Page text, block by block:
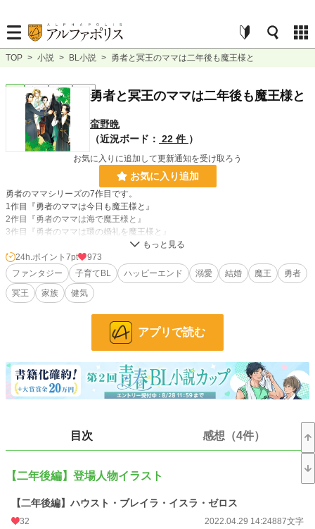
TOP > 小説 > BL小説 > 勇者と冥王のママは二年後も魔王様と
完結 長編 勇者と冥王のママは二年後も魔王様と
蛮野晩
（近況ボード： 22 件 ）
お気に入りに追加して更新通知を受け取ろう
お気に入り追加
勇者のママシリーズの7作目です。
1作目『勇者のママは今日も魔王様と』
2作目『勇者のママは海で魔王様と』
3作目『勇者のママは環の婚礼を魔王様と』
4作目『勇者と冥王のママは今日から魔王様と』
5作目『勇者と冥王のママは創世を魔王様と』
番外編『勇者と冥王のママは創世を魔王様と・番外編』
上記6作も公開中です。
ブレイラは魔王ハウストの王妃として平穏な日々を過ごしていた。
イスラとゼロスもそれぞれ成長し、魔界は平和そのものである。
Episode1・ゼロス、はじめてのおつかい
初めて人間界へお使いへ行くゼロスを、ハウストとブレイラとイスラが尾行する
冥界創世から二年後のハウストとブレイラの生活、子育て、王妃としてのブレイ
本作には他にもイスラの短編とかあったりしますが、そちらは電子書籍や同人誌
のみでの公開です。こちらは日常番外編やちょっとした短編なので、特に読まな
くても本編には影響ないかなと思う内容です。興味のある方はどうぞ。
また、今回web公開するにあたって書き直しや手直しをしているので、ちょっと
24h.ポイント 7pt
973
ファンタジー
子育てBL ハッピーエンド 溺愛 結婚 魔王
勇者
冥王
家族 健気
アプリで読む
目次 感想（4件）
【二年後編】登場人物イラスト
【二年後編】ハウスト・ブレイラ・イスラ・ゼロス
32 2022.04.29 14:24887文字